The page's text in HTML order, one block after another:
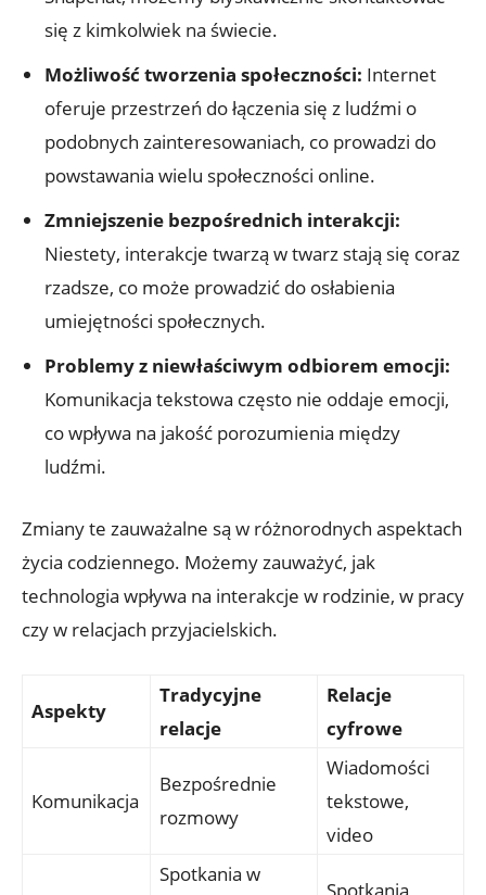
się z kimkolwiek na świecie.
Możliwość tworzenia społeczności: Internet
oferuje przestrzeń do łączenia się z ludźmi o
podobnych zainteresowaniach, co prowadzi do
powstawania wielu społeczności online.
Zmniejszenie bezpośrednich interakcji:
Niestety, interakcje twarzą w twarz stają się coraz
rzadsze, co może prowadzić do osłabienia
umiejętności społecznych.
Problemy z niewłaściwym odbiorem emocji:
Komunikacja tekstowa często nie oddaje emocji,
co wpływa na jakość porozumienia między
ludźmi.
Zmiany te zauważalne są w różnorodnych aspektach
życia codziennego. Możemy zauważyć, jak
technologia wpływa na interakcje w rodzinie, w pracy
czy w relacjach przyjacielskich.
Aspekty
Tradycyjne
relacje
Relacje
cyfrowe
Komunikacja
Bezpośrednie
rozmowy
Wiadomości
tekstowe,
video
Spotkania w